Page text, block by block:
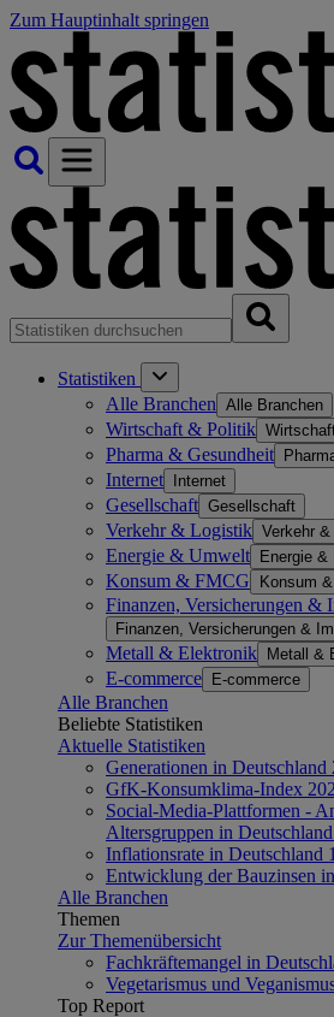
Zum Hauptinhalt springen
Statistiken
Alle Branchen Alle Branchen
Wirtschaft & Politik
Pharma & Gesundheit
Internet Internet
Gesellschaft Gesellschaft
Verkehr & Logistik Verkehr
Energie & Umwelt Energie &
Konsum & FMCG Konsum
Finanzen, Versicherungen &
Finanzen, Versicherungen &
Metall & Elektronik Metall &
E-commerce E-commerce
Alle Branchen
Beliebte Statistiken
Aktuelle Statistiken
Generationen in Deutschland
GfK-Konsumklima-Index
Social-Media-Plattformen -
Altersgruppen in
Inflationsrate in Deutschland
Entwicklung der Bauzinsen
Alle Branchen
Themen
Zur Themenübersicht
Fachkräftemangel in
Vegetarismus und
Top Report